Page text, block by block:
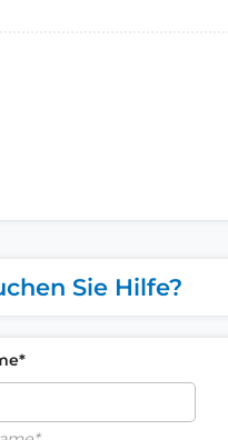
Sie Hilfe?